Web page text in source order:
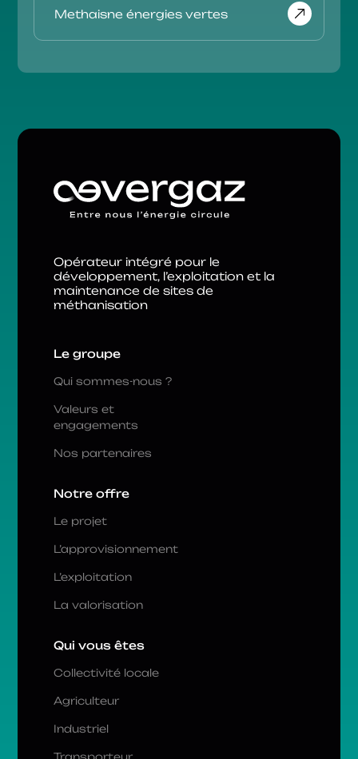
Methaisne énergies vertes
Opérateur intégré pour le
développement, l’exploitation et la
maintenance de sites de
méthanisation
Le groupe
Qui sommes-nous ?
Valeurs et
engagements
Nos partenaires
Notre offre
Le projet
L’approvisionnement
L’exploitation
La valorisation
Qui vous êtes
Collectivité locale
Agriculteur
Industriel